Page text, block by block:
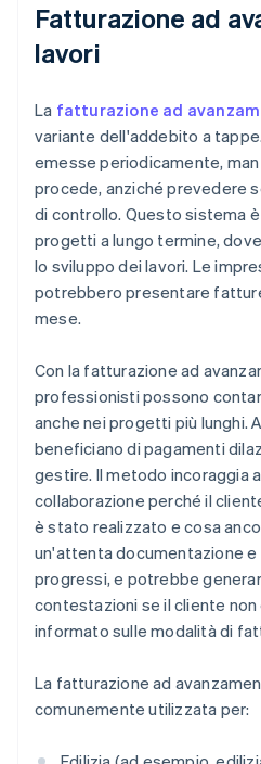
Fatturazione ad
lavori
La fatturazione ad
variante dell'addebito a
emesse periodicamente,
procede, anziché prevedere
di controllo. Questo sistema
progetti a lungo termine,
lo sviluppo dei lavori. Le
potrebbero presentare
mese.
Con la fatturazione ad
professionisti possono
anche nei progetti più lunghi.
beneficiano di pagamenti
gestire. Il metodo incoraggia
collaborazione perché il
è stato realizzato e cosa
un'attenta documentazione
progressi, e potrebbe
contestazioni se il cliente
informato sulle modalità di
La fatturazione ad
comunemente utilizzata per: